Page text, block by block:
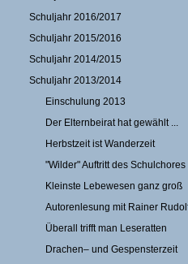
Schuljahr 2016/2017
Schuljahr 2015/2016
Schuljahr 2014/2015
Schuljahr 2013/2014
Einschulung 2013
Der Elternbeirat hat gewählt ...
Herbstzeit ist Wanderzeit
"Wilder" Auftritt des Schulchores
Kleinste Lebewesen ganz groß
Autorenlesung mit Rainer
Überall trifft man Leseratten
Drachen– und Gespensterzeit